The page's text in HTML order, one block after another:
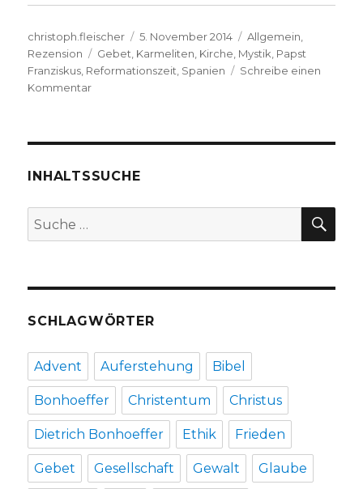
Autor
christoph.fleischer
Veröffentlicht
am
5. November 2014 Kategorien
Allgemein
Rezension
Schlagwörter
Gebet Karmeliten Kirche Mystik Papst
Franziskus Reformationszeit Spanien
Schreibe einen
Kommentarzu
denken,
von
Behnert,
INHALTSSUCHE
Suche
nach:
SCHLAGWÖRTER
Advent Auferstehung Bibel
Bonhoeffer Christentum Christus
Dietrich Bonhoeffer Ethik Frieden
Gebet Gesellschaft Gewalt Glaube